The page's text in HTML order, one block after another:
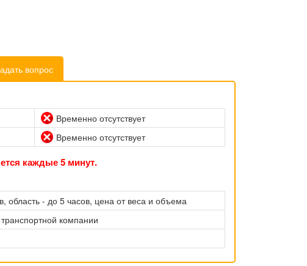
вопрос
Временно отсутствует
Временно отсутствует
каждые 5 минут.
область - до 5 часов, цена от веса и объема
компании